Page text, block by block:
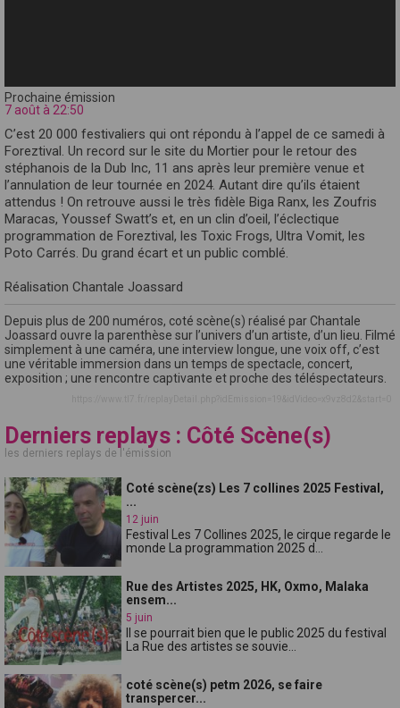
Prochaine émission
7 août à 22:50
C’est 20 000 festivaliers qui ont répondu à l’appel de ce samedi à
Foreztival. Un record sur le site du Mortier pour le retour des
stéphanois de la Dub Inc, 11 ans après leur première venue et
l’annulation de leur tournée en 2024. Autant dire qu’ils étaient
attendus ! On retrouve aussi le très fidèle Biga Ranx, les Zoufris
Maracas, Youssef Swatt’s et, en un clin d’oeil, l’éclectique
programmation de Foreztival, les Toxic Frogs, Ultra Vomit, les
Poto Carrés. Du grand écart et un public comblé.
Réalisation Chantale Joassard
Depuis plus de 200 numéros, coté scène(s) réalisé par Chantale
Joassard ouvre la parenthèse sur l’univers d’un artiste, d’un lieu. Filmé
simplement à une caméra, une interview longue, une voix off, c’est
une véritable immersion dans un temps de spectacle, concert,
exposition ; une rencontre captivante et proche des téléspectateurs.
Derniers replays : Côté Scène(s)
les derniers replays de l'émission
Coté scène(zs) Les 7 collines 2025 Festival,
...
12 juin
Festival Les 7 Collines 2025, le cirque regarde le
monde La programmation 2025 d...
Rue des Artistes 2025, HK, Oxmo, Malaka
ensem...
5 juin
Il se pourrait bien que le public 2025 du festival
La Rue des artistes se souvie...
coté scène(s) petm 2026, se faire
transpercer...